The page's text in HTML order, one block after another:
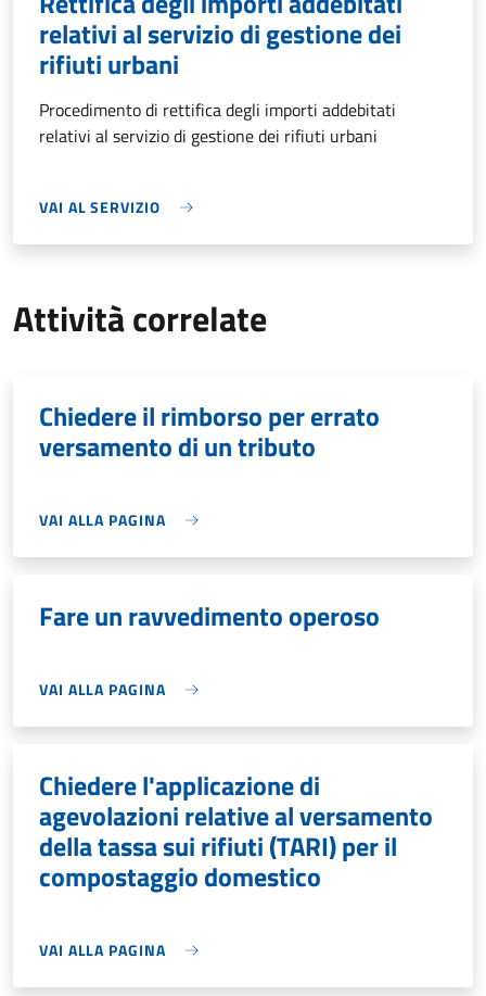
relativi al servizio di gestione dei
rifiuti urbani
Procedimento di rettifica degli importi addebitati
relativi al servizio di gestione dei rifiuti urbani
VAI AL SERVIZIO
Attività correlate
Chiedere il rimborso per errato
versamento di un tributo
VAI ALLA PAGINA
Fare un ravvedimento operoso
VAI ALLA PAGINA
Chiedere l'applicazione di
agevolazioni relative al versamento
della tassa sui rifiuti (TARI) per il
compostaggio domestico
VAI ALLA PAGINA